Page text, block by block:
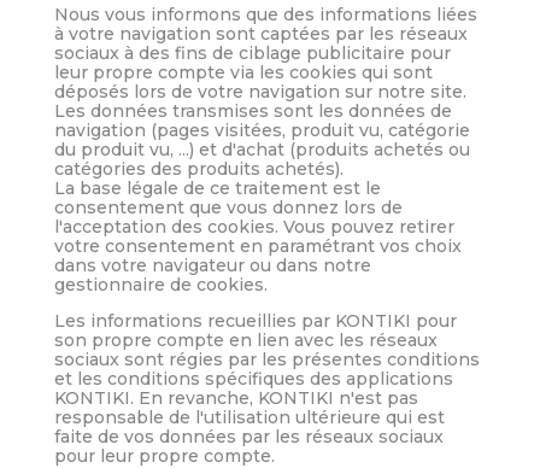
Nous vous informons que des informations liées
à votre navigation sont captées par les réseaux
sociaux à des fins de ciblage publicitaire pour
leur propre compte via les cookies qui sont
déposés lors de votre navigation sur notre site.
Les données transmises sont les données de
navigation (pages visitées, produit vu, catégorie
du produit vu, ...) et d'achat (produits achetés ou
catégories des produits achetés).
La base légale de ce traitement est le
consentement que vous donnez lors de
l'acceptation des cookies. Vous pouvez retirer
votre consentement en paramétrant vos choix
dans votre navigateur ou dans notre
gestionnaire de cookies.
Les informations recueillies par KONTIKI pour
son propre compte en lien avec les réseaux
sociaux sont régies par les présentes conditions
et les conditions spécifiques des applications
KONTIKI. En revanche, KONTIKI n'est pas
responsable de l'utilisation ultérieure qui est
faite de vos données par les réseaux sociaux
pour leur propre compte.